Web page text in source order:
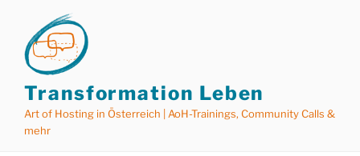
springen
Transformation Leben
Art of Hosting in Österreich | AoH-Trainings, Community Calls &
mehr